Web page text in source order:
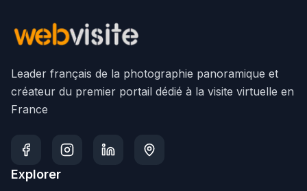
Leader français de la photographie panoramique et
créateur du premier portail dédié à la visite virtuelle en
France
Explorer